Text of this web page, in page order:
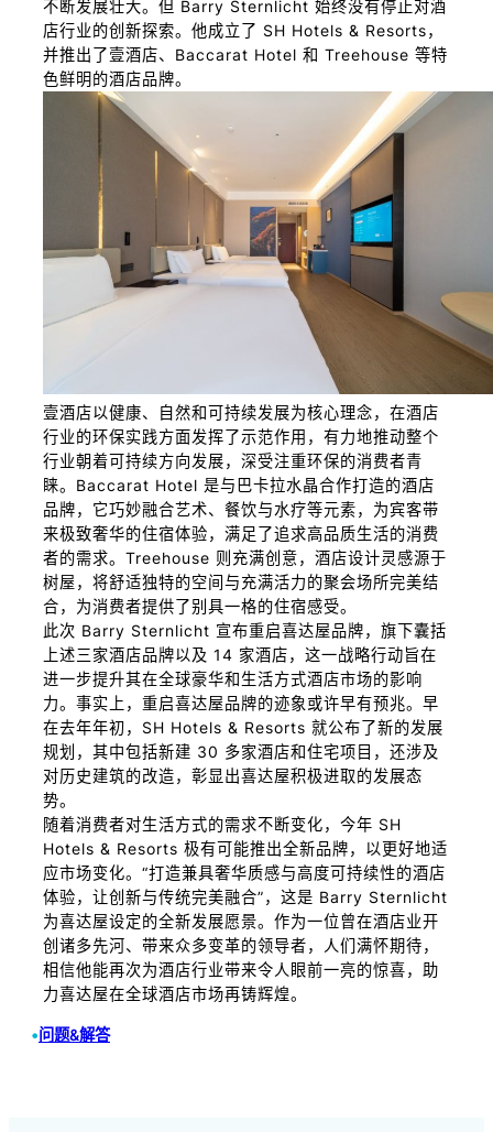
不断发展壮大。但 Barry Sternlicht 始终没有停止对酒
店行业的创新探索。他成立了 SH Hotels & Resorts，
并推出了壹酒店、Baccarat Hotel 和 Treehouse 等特
色鲜明的酒店品牌。
壹酒店以健康、自然和可持续发展为核心理念，在酒店
行业的环保实践方面发挥了示范作用，有力地推动整个
行业朝着可持续方向发展，深受注重环保的消费者青
睐。Baccarat Hotel 是与巴卡拉水晶合作打造的酒店
品牌，它巧妙融合艺术、餐饮与水疗等元素，为宾客带
来极致奢华的住宿体验，满足了追求高品质生活的消费
者的需求。Treehouse 则充满创意，酒店设计灵感源于
树屋，将舒适独特的空间与充满活力的聚会场所完美结
合，为消费者提供了别具一格的住宿感受。
此次 Barry Sternlicht 宣布重启喜达屋品牌，旗下囊括
上述三家酒店品牌以及 14 家酒店，这一战略行动旨在
进一步提升其在全球豪华和生活方式酒店市场的影响
力。事实上，重启喜达屋品牌的迹象或许早有预兆。早
在去年年初，SH Hotels & Resorts 就公布了新的发展
规划，其中包括新建 30 多家酒店和住宅项目，还涉及
对历史建筑的改造，彰显出喜达屋积极进取的发展态
势。
随着消费者对生活方式的需求不断变化，今年 SH
Hotels & Resorts 极有可能推出全新品牌，以更好地适
应市场变化。“打造兼具奢华质感与高度可持续性的酒店
体验，让创新与传统完美融合”，这是 Barry Sternlicht
为喜达屋设定的全新发展愿景。作为一位曾在酒店业开
创诸多先河、带来众多变革的领导者，人们满怀期待，
相信他能再次为酒店行业带来令人眼前一亮的惊喜，助
力喜达屋在全球酒店市场再铸辉煌。
•问题&解答